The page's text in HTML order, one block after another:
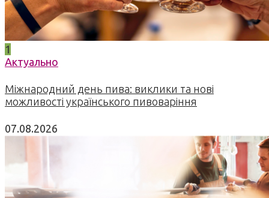
1
Актуально
Міжнародний день пива: виклики та нові
можливості українського пивоваріння
07.08.2026